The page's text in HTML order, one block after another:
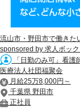
流山市・野田市で働きた
sponsored by 求人ボッ
「日勤のみ可」看
医療法人社団福聚会
月給25万8,000円～
千葉県 野田市
正社員